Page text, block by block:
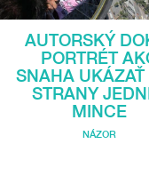
AUTORSKÝ
PORTRÉT
SNAHA UKÁZAŤ
STRANY
MINCE
NÁZOR